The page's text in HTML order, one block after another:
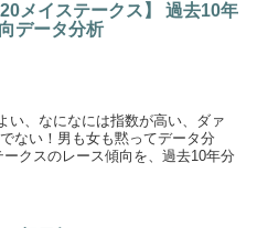
メイステークス】 過去10年
データ分析
い、なになには指数が高い、ダァ
ない！男も女も黙ってデータ分
クスのレース傾向を、過去10年分